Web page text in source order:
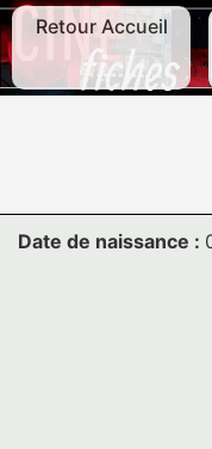
Retour Accueil
Date de naissance :